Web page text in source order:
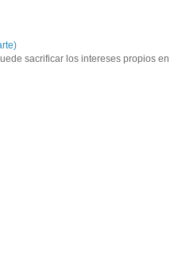
sacrificar los intereses propios en